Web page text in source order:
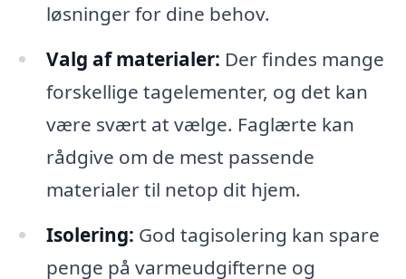
løsninger for dine behov.
Valg af materialer: Der findes mange
forskellige tagelementer, og det kan
være svært at vælge. Faglærte kan
rådgive om de mest passende
materialer til netop dit hjem.
Isolering: God tagisolering kan spare
penge på varmeudgifterne og